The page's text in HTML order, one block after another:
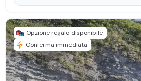
Opzione regalo disponibile
Conferma immediata